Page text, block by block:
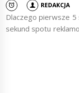
REDAKCJA
Dlaczego pierwsze
sekund spotu